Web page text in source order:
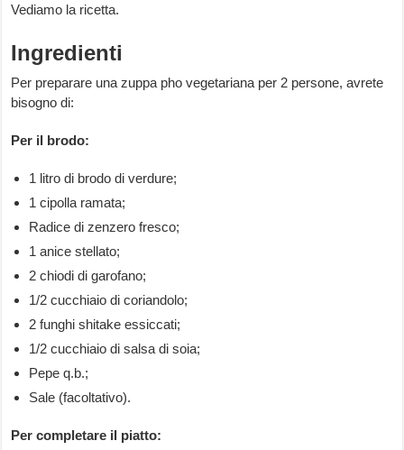
Vediamo la ricetta.
Ingredienti
Per preparare una zuppa pho vegetariana per 2 persone, avrete
bisogno di:
Per il brodo:
1 litro di brodo di verdure;
1 cipolla ramata;
Radice di zenzero fresco;
1 anice stellato;
2 chiodi di garofano;
1/2 cucchiaio di coriandolo;
2 funghi shitake essiccati;
1/2 cucchiaio di salsa di soia;
Pepe q.b.;
Sale (facoltativo).
Per completare il piatto: